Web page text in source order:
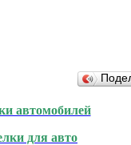
автомобилей
для авто